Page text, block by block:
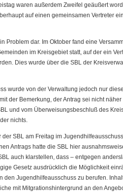
waren außerdem Zweifel geäußert
auf einen gemeinsamen Vertreter
Problem dar. Im Oktober fand eine
im Kreisgebiet statt, auf der ein
Dies wurde über die SBL der
wurde von der Verwaltung jedoch nur
der Bemerkung, der Antrag sei nicht
und vom Überweisungsbeschluß des
nichts.
der SBL am Freitag im
Antrags hatte die SBL hier
auch klarstellen, dass – entgegen
Gesetz ausdrücklich die Möglichkeit
den Jugendhilfeausschuss zu berufen.
mit Mitgrationshintergrund an den